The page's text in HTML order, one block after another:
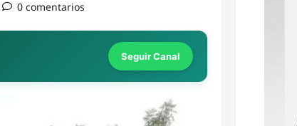
0 comentarios
Seguir Canal